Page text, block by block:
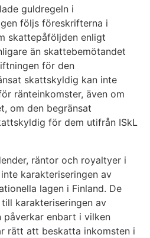
guldregeln i
följs föreskrifterna i
skattepåföljden enligt
än skattebemötandet
för den
skattskyldig kan inte
ränteinkomster, även om
om den begränsat
för dem utifrån ISkL
räntor och royaltyer i
karakteriseringen av
lagen i Finland. De
karakteriseringen av
enbart i vilken
rätt att beskatta inkomsten i